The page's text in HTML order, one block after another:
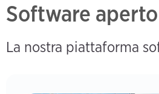
Software
La nostra piattaforma